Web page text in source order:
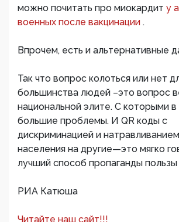
можно почитать про миокардит у
военных после вакцинации .
Впрочем, есть и альтернативные
Так что вопрос колоться или нет
большинства людей –это вопрос
национальной элите. С которыми
большие проблемы. И QR коды с
дискриминацией и
населения на другие—это мягко
лучший способ пропаганды пользы
РИА Катюша
Читайте наш сайт!!!